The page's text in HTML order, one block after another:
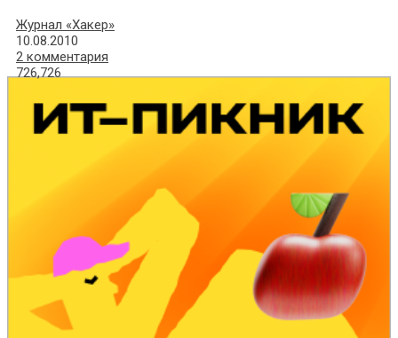
Журнал «Хакер»
10.08.2010
2 комментария
726,726